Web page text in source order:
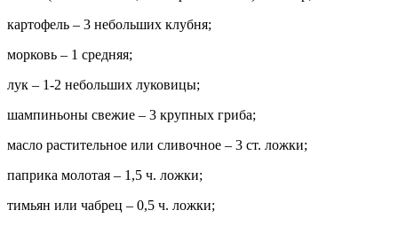
картофель – 3 небольших клубня;
морковь – 1 средняя;
лук – 1-2 небольших луковицы;
шампиньоны свежие – 3 крупных гриба;
масло растительное или сливочное – 3 ст. ложки;
паприка молотая – 1,5 ч. ложки;
тимьян или чабрец – 0,5 ч. ложки;